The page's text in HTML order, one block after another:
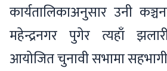
कार्यतालिकाअनुसार उनी
महेन्द्रनगर पुगेर त्यहाँ
आयोजित चुनावी सभामा